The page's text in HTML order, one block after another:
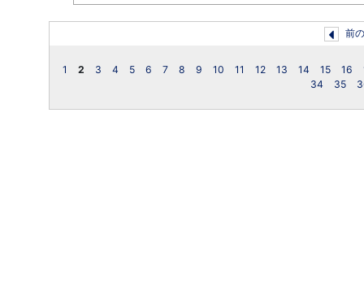
前
1 2 3 4 5 6 7 8 9 10 11 12 13 14 15 16
34
35